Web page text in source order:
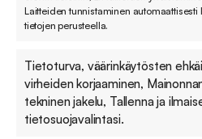
Laitteiden tunnistaminen automaattisesti
tietojen perusteella.
Tietoturva, väärinkäytösten
virheiden korjaaminen,
tekninen jakelu, Tallenna ja
tietosuojavalintasi.